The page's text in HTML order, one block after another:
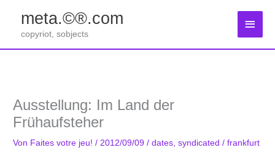
springen
meta.©®.com
copyriot, sobjects
Ausstellung: Im Land der
Frühaufsteher
Von Faites votre jeu!/ 2012/09/09/dates ,syndicated /frankfurt